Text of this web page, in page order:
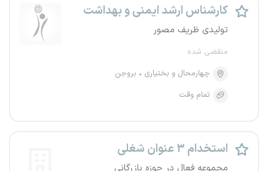
کارشناس ارشد ایمنی و بهداشت
تولیدی ظریف مصور
منقضی شده
چهارمحال و بختیاری
بروجن
تمام وقت
استخدام ۳ عنوان شغلی